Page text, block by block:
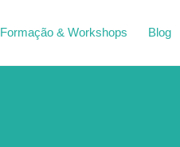
Formação & Workshops Blog